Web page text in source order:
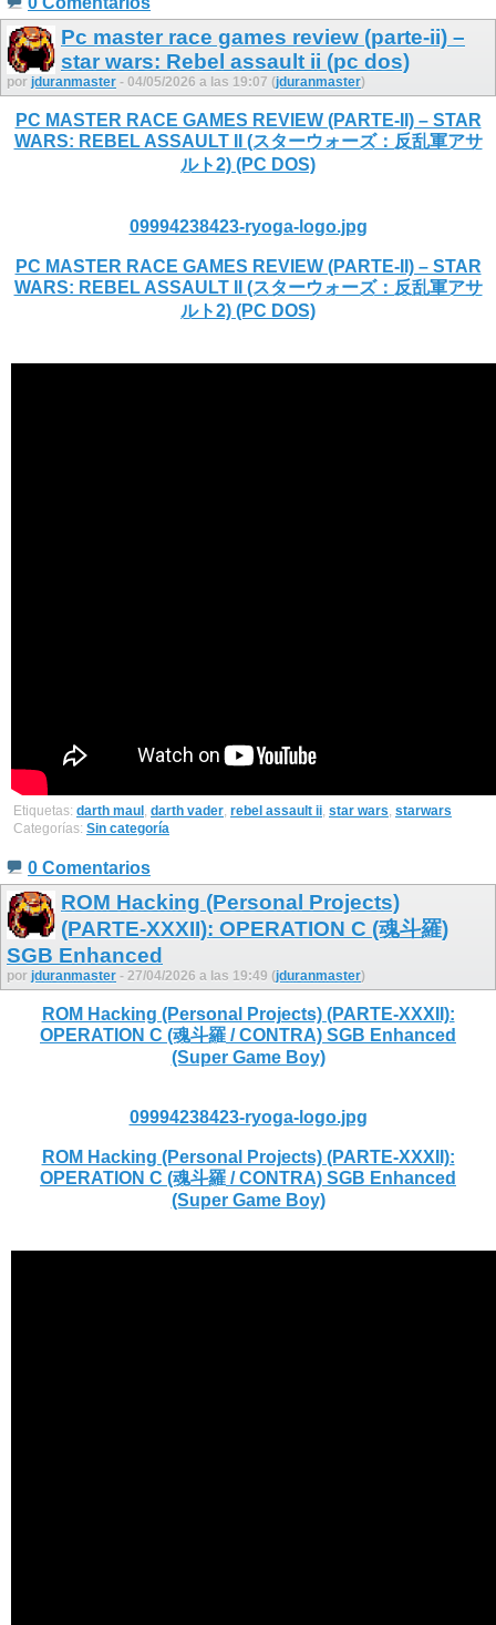
Pc master race games review (parte-ii) –
star wars: Rebel assault ii (pc dos)
por jduranmaster - 04/05/2026 a las 19:07 (jduranmaster)
PC MASTER RACE GAMES REVIEW (PARTE-II) – STAR
WARS: REBEL ASSAULT II (スターウォーズ：反乱軍アサ
ルト2) (PC DOS)
09994238423-ryoga-logo.jpg
PC MASTER RACE GAMES REVIEW (PARTE-II) – STAR
WARS: REBEL ASSAULT II (スターウォーズ：反乱軍アサ
ルト2) (PC DOS)
Etiquetas: darth maul , darth vader, rebel assault ii, star wars, starwars
Categorías: Sin categoría
0 Comentarios
ROM Hacking (Personal Projects)
(PARTE-XXXII): OPERATION C (魂斗羅)
SGB Enhanced
por jduranmaster - 27/04/2026 a las 19:49 (jduranmaster)
ROM Hacking (Personal Projects) (PARTE-XXXII):
OPERATION C (魂斗羅 / CONTRA) SGB Enhanced
(Super Game Boy)
09994238423-ryoga-logo.jpg
ROM Hacking (Personal Projects) (PARTE-XXXII):
OPERATION C (魂斗羅 / CONTRA) SGB Enhanced
(Super Game Boy)